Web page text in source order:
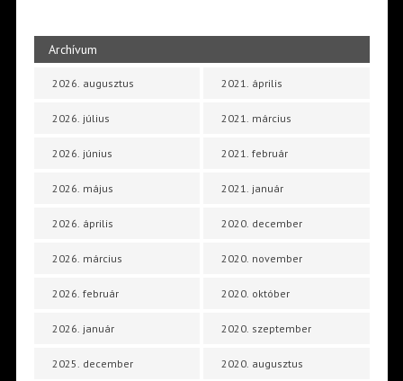
Archívum
2026. augusztus
2026. július
2026. június
2026. május
2026. április
2026. március
2026. február
2026. január
2025. december
2021. április
2021. március
2021. február
2021. január
2020. december
2020. november
2020. október
2020. szeptember
2020. augusztus